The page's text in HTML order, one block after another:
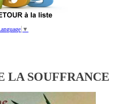
▼
LA SOUFFRANCE